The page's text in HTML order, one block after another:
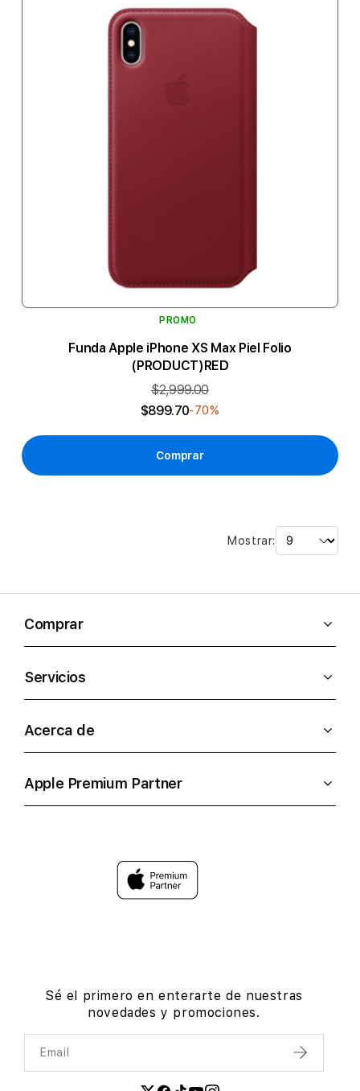
PROMO
Funda Apple iPhone XS Max Piel Folio
(PRODUCT)RED
$2,999.00
$899.70-70%
Comprar
Mostrar:
Comprar
Servicios
Acerca de
Apple Premium Partner
Sé el primero en enterarte de nuestras
novedades y promociones.
Email